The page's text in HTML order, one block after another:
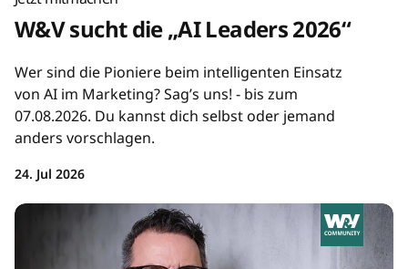
W&V sucht die „AI Leaders 2026“
Wer sind die Pioniere beim intelligenten Einsatz
von AI im Marketing? Sag’s uns! - bis zum
07.08.2026. Du kannst dich selbst oder jemand
anders vorschlagen.
24. Jul 2026